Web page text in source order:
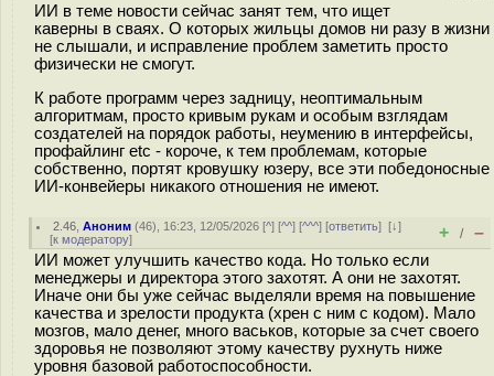
ИИ в теме новости сейчас занят тем, что ищет
каверны в сваях. О которых жильцы домов ни разу в жизни
не слышали, и исправление проблем заметить просто
физически не смогут.
К работе программ через задницу, неоптимальным
алгоритмам, просто кривым рукам и особым взглядам
создателей на порядок работы, неумению в интерфейсы,
профайлинг etc - короче, к тем проблемам, которые
собственно, портят кровушку юзеру, все эти победоносные
ИИ-конвейеры никакого отношения не имеют.
2.46 ,Аноним (46), 16:23, 12/05/2026 [^] [^^] [^^^] [ответить][↓]
[к модератору] + / –
ИИ может улучшить качество кода. Но только если
менеджеры и директора этого захотят. А они не захотят.
Иначе они бы уже сейчас выделяли время на повышение
качества и зрелости продукта (хрен с ним с кодом). Мало
мозгов, мало денег, много васьков, которые за счет своего
здоровья не позволяют этому качеству рухнуть ниже
уровня базовой работоспособности.